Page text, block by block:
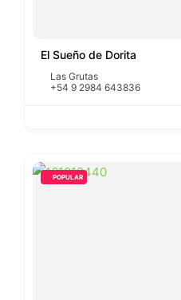
El Sueño de Dorita
Las Grutas
+54 9 2984 643836
POPULAR